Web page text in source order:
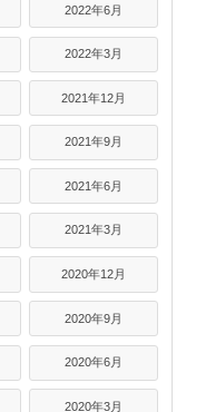
2022年6月
2022年3月
2021年12月
2021年9月
2021年6月
2021年3月
2020年12月
2020年9月
2020年6月
2020年3月